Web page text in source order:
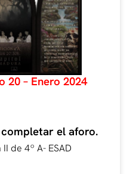
20 – Enero 2024
el aforo.
de 4º A- ESAD